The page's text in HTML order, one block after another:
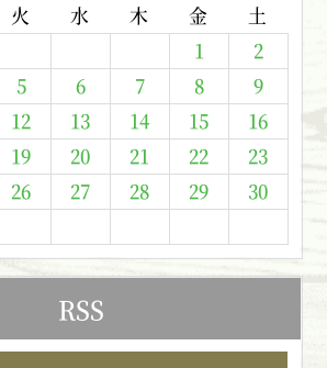
火 水 木 金
土
1
2
5 6 7 8
9
12 13 14 15
16
19 20 21 22
23
26 27 28 29
30
RSS